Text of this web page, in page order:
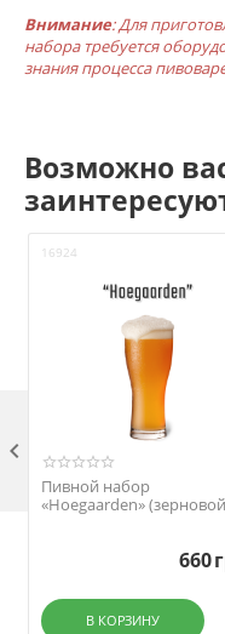
Внимание: Для
набора требуется
знания процесса
Возможно
16924
Пивной набор
«Hoegaarden»
660
В КОРЗИНУ
